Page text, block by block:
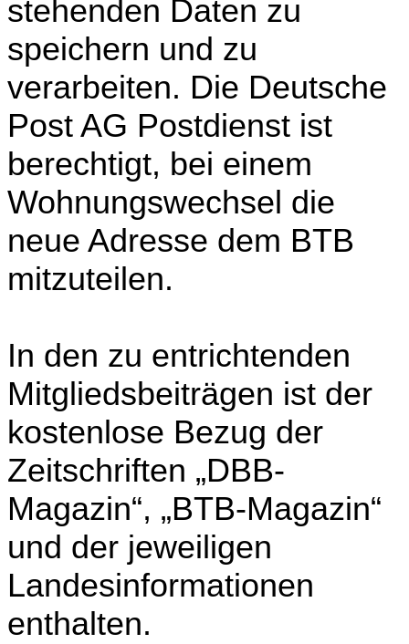
stehenden Daten zu
speichern und zu
verarbeiten. Die Deutsche
Post AG Postdienst ist
berechtigt, bei einem
Wohnungswechsel die
neue Adresse dem BTB
mitzuteilen.
In den zu entrichtenden
Mitgliedsbeiträgen ist der
kostenlose Bezug der
Zeitschriften „DBB-
Magazin“, „BTB-Magazin“
und der jeweiligen
Landesinformationen
enthalten.